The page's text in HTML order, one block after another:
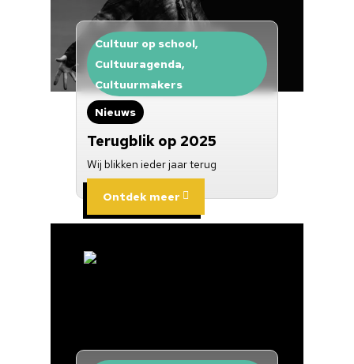
Cultuur op school,
Cultuuragenda,
Cultuurmakers
Nieuws
Terugblik op 2025
Wij blikken ieder jaar terug
Ontdek meer
Voor
Cultuur op school
Over ons
Nieuwsbrief